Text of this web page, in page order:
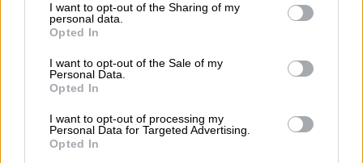
not limited to your visit or usage behaviour. You may click to
grant or deny consent to Google and its third-party tags to
use your data for below specified purposes in below Google
consent section.
I want to opt-out of the Sharing of my
personal data.
Opted In
I want to opt-out of the Sale of my
Personal Data.
Opted In
I want to opt-out of processing my
Personal Data for Targeted Advertising.
Opted In
καλυμμένο από χιόνι,περίπου 18%
περισσότερο από τον μέσο όρο γι' αυτήν την
εποχή και αφού είχε προηγηθεί μία
ασυνήθιστα περιορισμένη χιονοκάλυψη στη
χώρα μας τον Δεκέμβριο
Ιανουαρίου η χιονοκάλυψη είχε υποχωρήσει
στο ένα τέταρτο της ξηράς (24%).